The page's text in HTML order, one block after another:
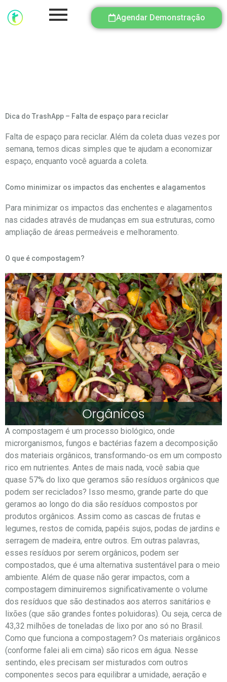
Agendar Demonstração
Dica do TrashApp – Falta de espaço para reciclar
Falta de espaço para reciclar. Além da coleta duas vezes por
semana, temos dicas simples que te ajudam a economizar
espaço, enquanto você aguarda a coleta.
Como minimizar os impactos das enchentes e alagamentos
Para minimizar os impactos das enchentes e alagamentos
nas cidades através de mudanças em sua estruturas, como
ampliação de áreas permeáveis e melhoramento.
O que é compostagem?
A compostagem é um processo biológico, onde
microrganismos, fungos e bactérias fazem a decomposição
dos materiais orgânicos, transformando-os em um composto
rico em nutrientes. Antes de mais nada, você sabia que
quase 57% do lixo que geramos são resíduos orgânicos que
podem ser reciclados? Isso mesmo, grande parte do que
geramos ao longo do dia são resíduos compostos por
produtos orgânicos. Assim como as cascas de frutas e
legumes, restos de comida, papéis sujos, podas de jardins e
serragem de madeira, entre outros. Em outras palavras,
esses resíduos por serem orgânicos, podem ser
compostados, que é uma alternativa sustentável para o meio
ambiente. Além de quase não gerar impactos, com a
compostagem diminuiremos significativamente o volume
dos resíduos que são destinados aos aterros sanitários e
lixões (que são grandes fontes poluidoras). Ou seja, cerca de
43,32 milhões de toneladas de lixo por ano só no Brasil.
Como que funciona a compostagem? Os materiais orgânicos
(conforme falei ali em cima) são ricos em água. Nesse
sentindo, eles precisam ser misturados com outros
componentes secos para equilibrar a umidade, aeração e